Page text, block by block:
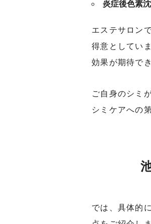
炎症後色素沈
エステサロン
得意としてい
効果が期待で
ご自身のシミ
シミケアへの
では、具体的